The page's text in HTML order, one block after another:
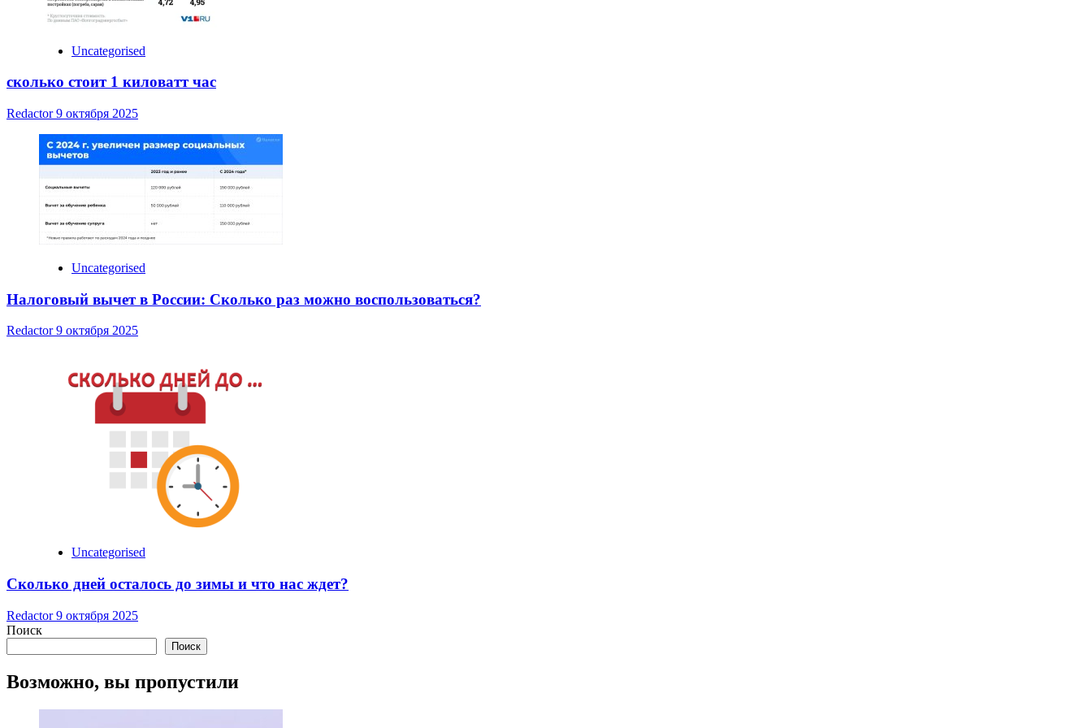
Uncategorised
сколько стоит 1 киловатт час
Redactor9 октября 2025
Uncategorised
Налоговый вычет в России: Сколько раз можно воспользоваться?
Redactor9 октября 2025
Uncategorised
Сколько дней осталось до зимы и что нас ждет?
Redactor9 октября 2025
Поиск
Поиск
Возможно, вы пропустили